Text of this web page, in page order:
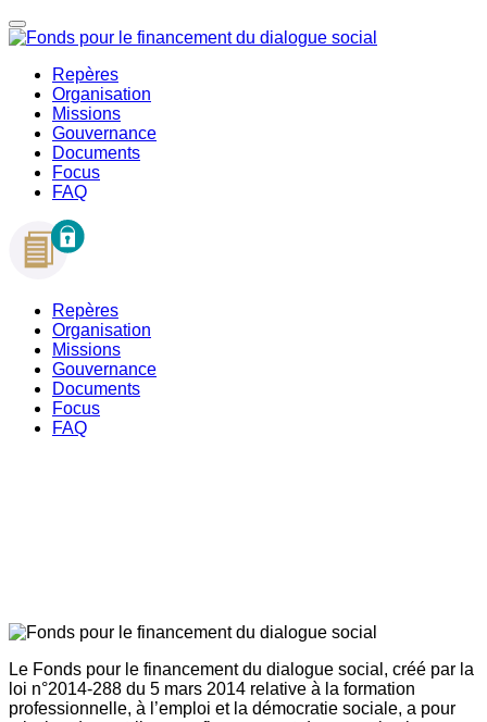
Repères
Organisation
Missions
Gouvernance
Documents
Focus
FAQ
Repères
Organisation
Missions
Gouvernance
Documents
Focus
FAQ
Le Fonds pour le financement du dialogue social, créé par la
loi n°2014-288 du 5 mars 2014 relative à la formation
professionnelle, à l’emploi et la démocratie sociale, a pour